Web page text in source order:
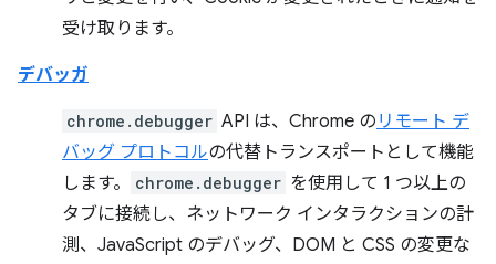
受け取ります。
デバッガ
chrome.debugger API は、Chrome の リモート デ
バッグ プロトコルの代替トランスポートとして機能
します。
chrome.debugger を使用して 1 つ以上の
タブに接続し、ネットワーク インタラクションの計
測、JavaScript のデバッグ、DOM と CSS の変更な